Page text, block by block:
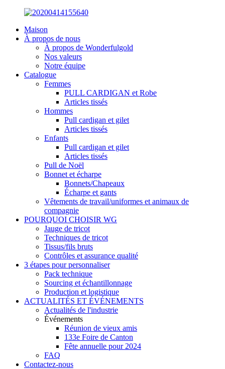
Maison
À propos de nous
À propos de Wonderfulgold
Nos valeurs
Notre équipe
Catalogue
Femmes
PULL CARDIGAN et Robe
Articles tissés
Hommes
Pull cardigan et gilet
Articles tissés
Enfants
Pull cardigan et gilet
Articles tissés
Pull de Noël
Bonnet et écharpe
Bonnets/Chapeaux
Écharpe et gants
Vêtements de travail/uniformes et animaux de
compagnie
POURQUOI CHOISIR WG
Jauge de tricot
Techniques de tricot
Tissus/fils bruts
Contrôles et assurance qualité
3 étapes pour personnaliser
Pack technique
Sourcing et échantillonnage
Production et logistique
ACTUALITÉS ET ÉVÉNEMENTS
Actualités de l'industrie
Événements
Réunion de vieux amis
133e Foire de Canton
Fête annuelle pour 2024
FAQ
Contactez-nous